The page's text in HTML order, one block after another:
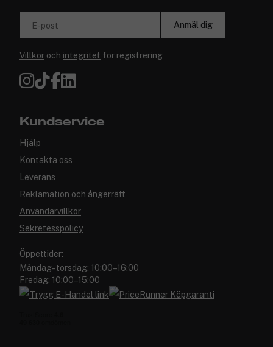
E-post Anmäl dig
Villkor och integritet för registrering
Kundservice
Hjälp
Kontakta oss
Leverans
Reklamation och ångerrätt
Användarvillkor
Sekretesspolicy
Öppettider:
Måndag–torsdag: 10:00–16:00
Fredag: 10:00–15:00